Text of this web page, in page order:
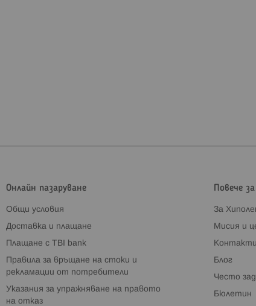
Онлайн пазаруване
Общи условия
Доставка и плащане
Плащане с TBI bank
Правила за връщане на стоки и
рекламации от потребители
Указания за упражняване на правото
на отказ
Повече
За
Мисия и
Контакти
Блог
Често
Бюлетин